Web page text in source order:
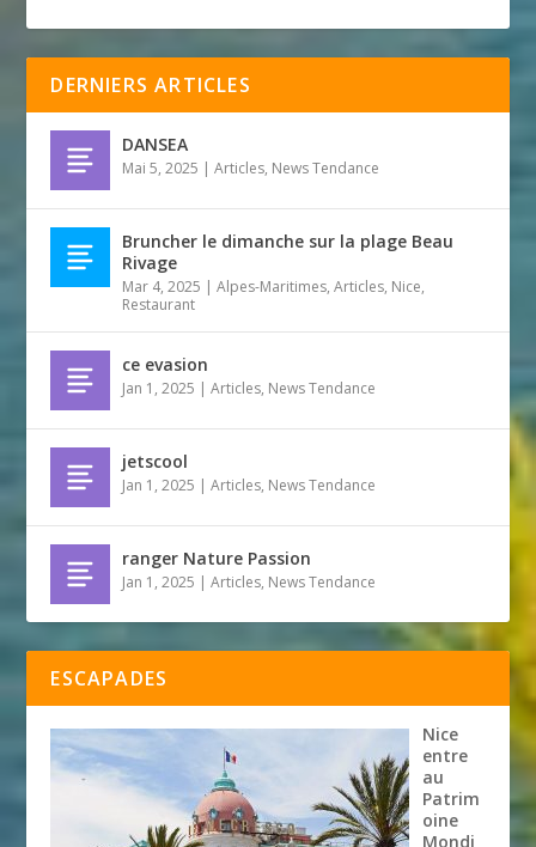
DERNIERS ARTICLES
DANSEA
Mai 5, 2025 |Articles, News Tendance
Bruncher le dimanche sur la plage Beau
Rivage
Mar 4, 2025 |Alpes-Maritimes,Articles, Nice,
Restaurant
ce evasion
Jan 1, 2025 |Articles, News Tendance
jetscool
Jan 1, 2025 |Articles, News Tendance
ranger Nature Passion
Jan 1, 2025 |Articles, News Tendance
ESCAPADES
Nice
entre
au
Patrim
oine
Mondi